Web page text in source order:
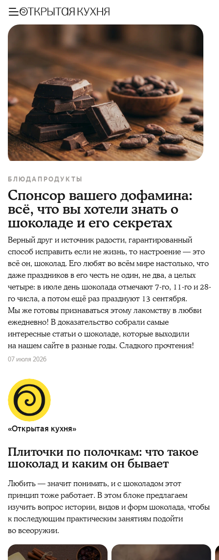
БЛЮДА ПРОДУКТЫ
Спонсор вашего дофамина:
всё, что вы хотели знать о
шоколаде и его секретах
Верный друг и источник радости, гарантированный
способ исправить если не жизнь, то настроение — это
всё он, шоколад. Его любят во всём мире настолько, что
даже праздников в его честь не один, не два, а целых
четыре: в июле день шоколада отмечают 7-го, 11-го и 28-
го числа, а потом ещё раз празднуют 13 сентября.
Мы же готовы признаваться этому лакомству в любви
ежедневно! В доказательство собрали самые
интересные статьи о шоколаде, которые выходили
на нашем сайте в разные годы. Сладкого прочтения!
07 июля 2026
«Открытая кухня»
Плиточки по полочкам: что такое
шоколад и каким он бывает
Любить — значит понимать, и с шоколадом этот
принцип тоже работает. В этом блоке предлагаем
изучить вопрос истории, видов и форм шоколада, чтобы
к последующим практическим занятиям подойти
во всеоружии.